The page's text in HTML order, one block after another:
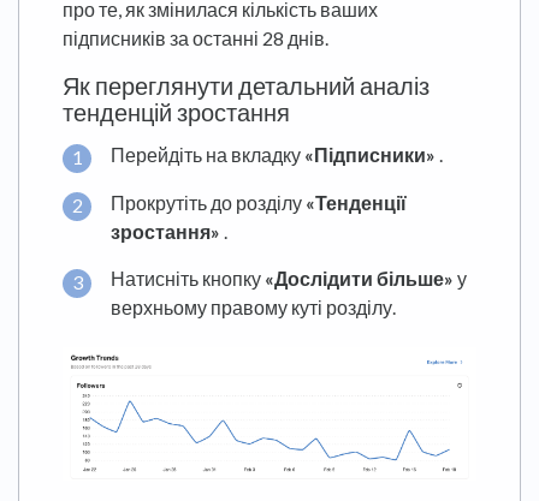
про те, як змінилася кількість ваших
підписників за останні 28 днів.
Як переглянути детальний аналіз
тенденцій зростання
Перейдіть на вкладку «Підписники» .
Прокрутіть до розділу «Тенденції
зростання»
Натисніть кнопку «Дослідити більше» у
верхньому правому куті розділу.